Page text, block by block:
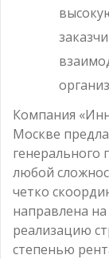
Компания
Москве
генерального
любой
четко
направлена
реализацию
степенью